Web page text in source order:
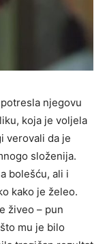
njegovu
koja je voljela
verovali da je
složenija.
bolešću, ali i
kako je želeo.
živeo – pun
mu je bilo